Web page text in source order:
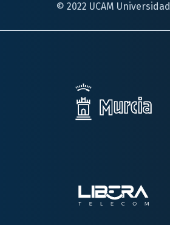
© 2022 UCAM Universidad